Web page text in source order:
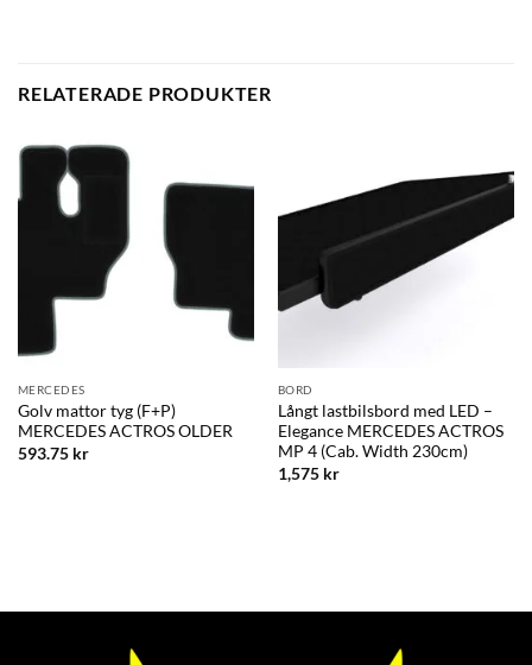
RELATERADE PRODUKTER
MERCEDES
Golv mattor tyg (F+P)
MERCEDES ACTROS OLDER
593.75 kr
BORD
Långt lastbilsbord med LED –
Elegance MERCEDES ACTROS
MP 4 (Cab. Width 230cm)
1,575 kr